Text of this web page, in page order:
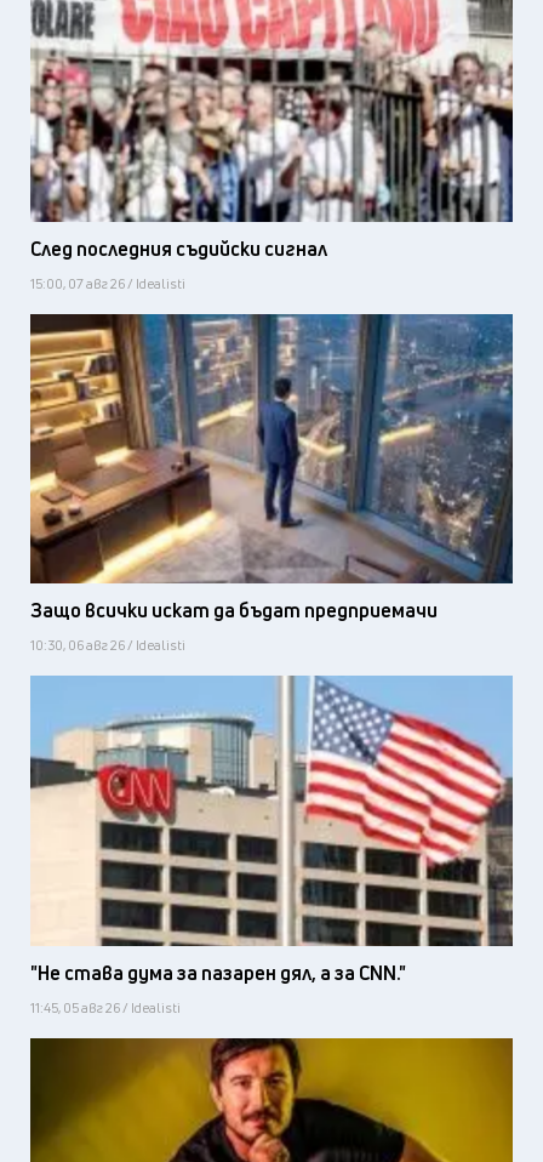
След последния съдийски сигнал
15:00, 07 авг 26 / Idealisti
Защо всички искат да бъдат предприемачи
10:30, 06 авг 26 / Idealisti
"Не става дума за пазарен дял, а за CNN."
11:45, 05 авг 26 / Idealisti